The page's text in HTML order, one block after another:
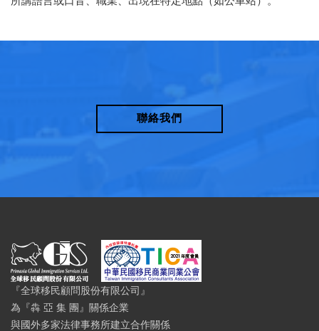
聯絡我們
『全球移民顧問股份有限公司』
為『犇 亞 集 團』關係企業
與國外多家法律事務所建立合作關係